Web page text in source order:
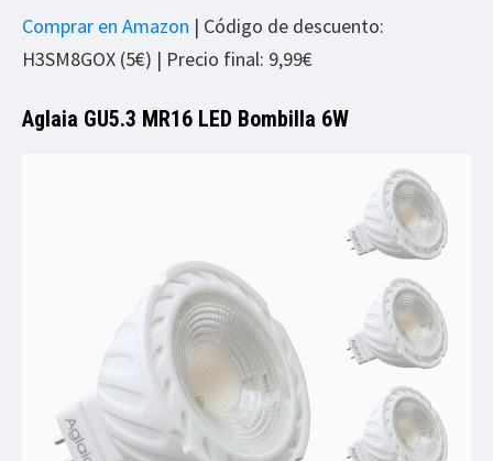
Comprar en Amazon | Código de descuento:
H3SM8GOX (5€) | Precio final: 9,99€
Aglaia GU5.3 MR16 LED Bombilla 6W